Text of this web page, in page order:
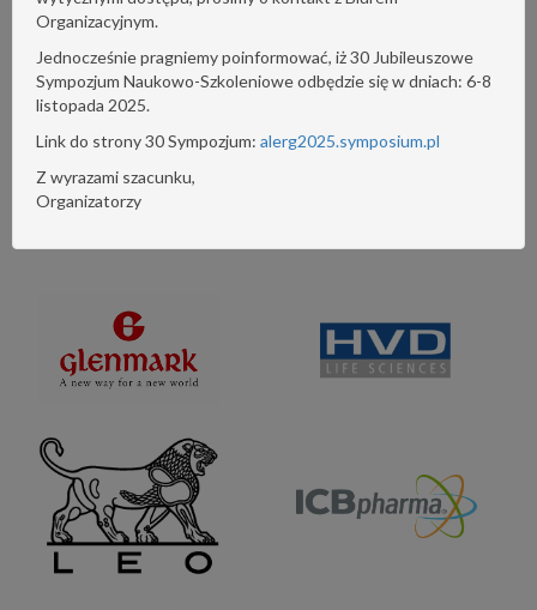
Organizacyjnym.
Jednocześnie pragniemy poinformować, iż 30 Jubileuszowe
Sympozjum Naukowo-Szkoleniowe odbędzie się w dniach: 6-8
listopada 2025.
Link do strony 30 Sympozjum: alerg2025.symposium.pl
Z wyrazami szacunku,
Organizatorzy